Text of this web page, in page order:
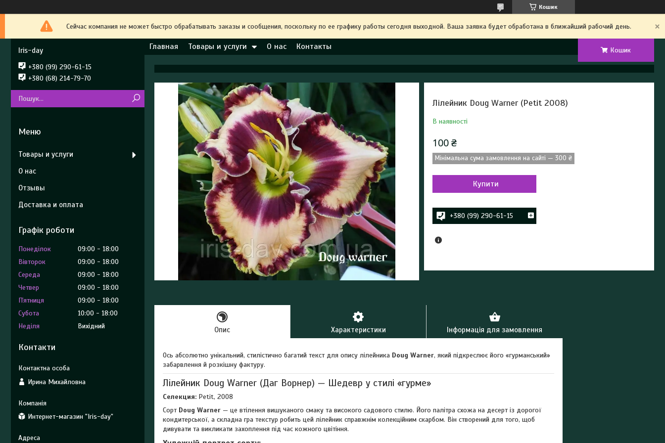
Кошик
Сейчас компания не может быстро обрабатывать заказы и сообщения, поскольку по ее графику работы сегодня выходной. Ваша заявка будет обработана в ближайший рабочий день.
Главная Товары и услуги О нас Контакты Кошик
Лілейник Doug Warner (Petit 2008)
В наявності
100 ₴
Мінімальна сума замовлення на сайті — 300 ₴
Купити
+380 (99) 290-61-15
Опис Характеристики Інформація для замовлення
Ось абсолютно унікальний, стилістично багатий текст для опису лілейника Doug Warner, який підкреслює його «гурманський»
забарвлення й розкішну фактуру.
Лілейник Doug Warner (Даг Ворнер) — Шедевр у стилі «гурме»
Селекция: Petit, 2008
Сорт Doug Warner — це втілення вишуканого смаку та високого садового стилю. Його палітра схожа на десерт із дорогої
кондитерської, а складна гра текстур робить цей лілейник справжнім колекційним скарбом. Він створений для того, щоб
дивувати та викликати захоплення під час кожного цвітіння.
Iris-day
+380 (99) 290-61-15
+380 (68) 214-79-70
Товары и услуги
О нас
Отзывы
Доставка и оплата
Графік роботи
Понеділок 09:00
18:00
Вівторок
09:00
18:00
Середа
09:00
18:00
Четвер
09:00
18:00
Пʼятниця
09:00
18:00
Субота
10:00
18:00
Неділя
Вихідний
Контакти
Ирина Михайловна
Интернет-магазин "Iris-day"